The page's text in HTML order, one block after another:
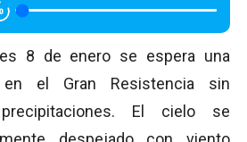
8 de enero se espera una
el Gran Resistencia sin
El cielo se